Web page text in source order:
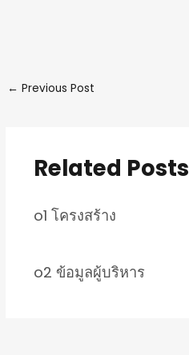
← Previous Post
Related Posts
o1 โครงสร้าง
o2 ข้อมูลผู้บริหาร